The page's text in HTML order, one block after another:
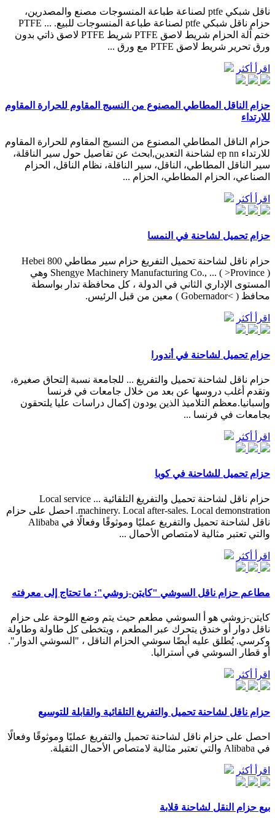
ناقل شبكي ptfe لصناعة طباعة المنسوجات مصنع والمصدرين،
حزام ناقل شبكي ptfe لصناعة طباعة المنسوجات للبيع. ... PTFE
ختم آلة الحزام شريط لاصق PTFE شريط PTFE لاصق ذاتي بدون
ورق تحرير شريط لاصق PTFE مع ورق ...
اقرأ أكثر
حزام الناقل المطاطي المصنوع من النسيج المقاوم للحرارة المقاوم
للارتداء
حزام الناقل المطاطي المصنوع من النسيج المقاوم للحرارة المقاوم
للارتداء ep nn لشاحنة التعدين,ابحث عن تفاصيل حول سير الناقلة،
سير الناقل المطاطي، الناقل، سير الناقلة، نظام الناقل، الحزام
الصناعي، الحزام المطاطي، الحزام ...
اقرأ أكثر
حزام تحميل لشاحنة في النمسا
حزام ناقل لشاحنة تحميل التفريغ حزام سير مطاطي 800 Hebei
Shengye Machinery Manufacturing Co., ... ( >Province ) وهي
المستوى الإداري الثاني في الدولة ، كل محافظة تدار بواسطة
محافظ ( >Gobernador ) معين من قبل الرئيس.
اقرأ أكثر
حزام تحميل لشاحنة في أندورا
حزام ناقل لشاحنة تحميل والتفريغ ... للجامعة نسبة إلتحاق صغيرة،
وتقدم أغلب دروسها عن بعد من خلال جامعات في فرنسا
وإسبانيا.معظم التلاميذ الذين يودون إكمال دراسات عليا يلتحقون
بجامعات في فرنسا ...
اقرأ أكثر
حزام تحميل للشاحنة في كوبا
حزام ناقل لشاحنة تحميل والتفريغ التلقائية ... Local service
machinery. Local after-sales. Local demonstration. احصل على حزام
ناقل لشاحنة تحميل والتفريغ عمليًا وموثوقًا وفعالًا في Alibaba
والتي تعتبر مثالية لامتصاص الأحمال ...
اقرأ أكثر
مطاعم حزام ناقل السوشي "كايتن-زوشي": ما تحتاج إلى معرفته
كايتن-زوشي هو أ السوشي مطعم حيث يتم وضع اللوحة على حزام
ناقل دوار أو خندق يتحرك عبر المطعم ، ويتخطى كل طاولة وطاولة
وكرسي. يُطلق عليه أيضًا سوشي الحزام الناقل ، "السوشي الدوار".
أو قطار السوشي في أستراليا.
اقرأ أكثر
حزام ناقل لشاحنة تحميل والتفريغ التلقائية والقابلة للتوسيع
احصل على حزام ناقل لشاحنة تحميل والتفريغ عمليًا وموثوقًا وفعالًا
في Alibaba والتي تعتبر مثالية لامتصاص الأحمال الثقيلة.
اقرأ أكثر
بيع حزام النقل لشاحنة قلابة